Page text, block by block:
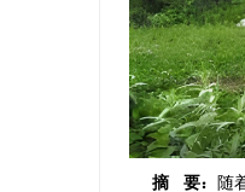
摘 要： 随
阿里瓦萨：印象大